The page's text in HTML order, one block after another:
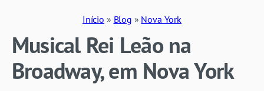
Início » Blog » Nova York
Musical Rei Leão na
Broadway, em Nova York